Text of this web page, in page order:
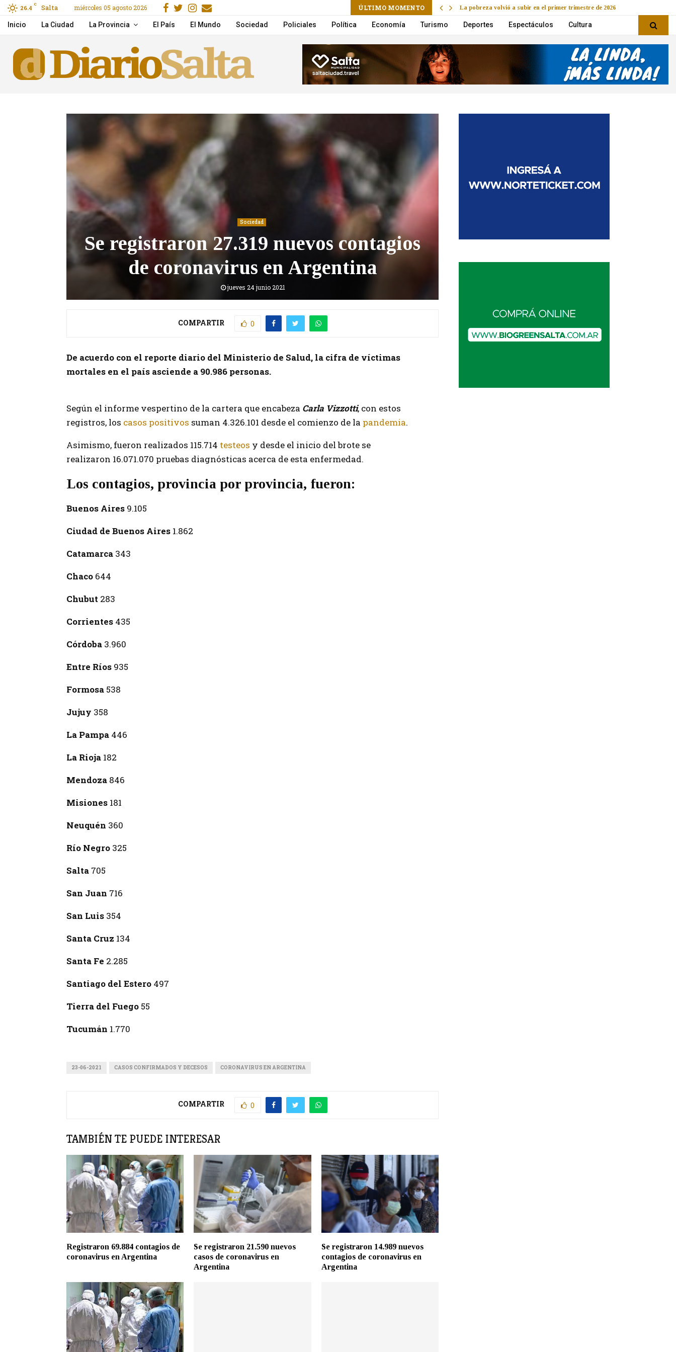
26.4 C Salta miércoles 05 agosto 2026 ÚLTIMO MOMENTO
un choque en Cerrillos Pichetto aseguró que Victoria Villarruel será candidata a presidenta La pobreza volvió a subir en el primer trimestre de 2026
Facebook
Gorjeo
Instagram
Email
Inicio La Ciudad La Provincia El País El Mundo Sociedad Policiales Política Economía Turismo Deportes Espectáculos Cultura
Sociedad
Se registraron 27.319 nuevos contagios
de coronavirus en Argentina
jueves 24 junio 2021
COMPARTIR 0
De acuerdo con el reporte diario del Ministerio de Salud, la cifra de víctimas
mortales en el país asciende a 90.986 personas.
Según el informe vespertino de la cartera que encabeza Carla Vizzotti, con estos
registros, los casos positivos suman 4.326.101 desde el comienzo de la pandemia.
Asimismo, fueron realizados 115.714 testeos y desde el inicio del brote se
realizaron 16.071.070 pruebas diagnósticas​ acerca de esta enfermedad.
Los contagios, provincia por provincia, fueron:
Buenos Aires 9.105
Ciudad de Buenos Aires 1.862
Catamarca 343
Chaco 644
Chubut 283
Corrientes 435
Córdoba 3.960
Entre Ríos 935
Formosa 538
Jujuy 358
La Pampa 446
La Rioja 182
Mendoza 846
Misiones 181
Neuquén 360
Río Negro 325
Salta 705
San Juan 716
San Luis 354
Santa Cruz 134
Santa Fe 2.285
Santiago del Estero 497
Tierra del Fuego 55
Tucumán 1.770
23-06-2021 CASOS CONFIRMADOS Y DECESOS CORONAVIRUS EN ARGENTINA
COMPARTIR 0
TAMBIÉN TE PUEDE INTERESAR
Registraron 69.884 contagios de
coronavirus en Argentina
Se registraron 21.590 nuevos
casos de coronavirus en
Argentina
Se registraron 14.989 nuevos
contagios de coronavirus en
Argentina